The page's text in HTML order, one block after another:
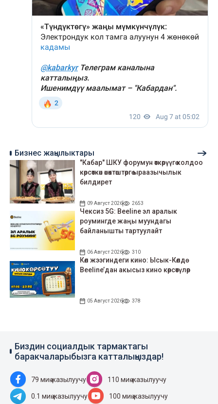
Бизнес жаңылыктары
"Кабар" ШКУ форумун өткөрүүгө колдоо
көрсөткөн өнөктөштөргө ыраазычылык
билдирет
09 Август 2026 2653
Чексиз 5G: Beeline эл аралык
роумингде жаңы муундагы
байланышты тартуулайт
06 Август 2026 310
Көл жээгиндеги кино: Ысык-Көлдө
Beeline’дан акысыз кино көрсөтүлөр
05 Август 2026 378
Биздин социалдык тармактагы
баракчаларыбызга катталыңыздар!
79 миң жазылуучу 110 миң жазылуучу
0.1 миң жазылуучу 100 миң жазылуучу